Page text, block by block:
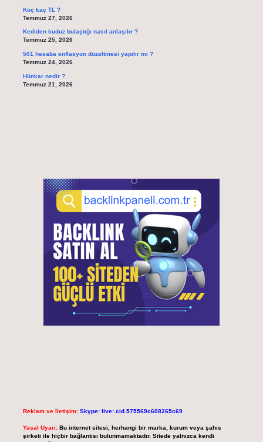
Koç kaç TL ?
Temmuz 27, 2026
Kediden kuduz bulaştığı nasıl anlaşılır ?
Temmuz 25, 2026
501 hesaba enflasyon düzeltmesi yapılır mı ?
Temmuz 24, 2026
Hünkar nedir ?
Temmuz 21, 2026
Reklam ve İletişim: Skype: live:.cid.575569c608265c69
Yasal Uyarı: Bu internet sitesi, herhangi bir marka, kurum veya şahıs
şirketi ile hiçbir bağlantısı bulunmamaktadır. Sitede yalnızca kendi